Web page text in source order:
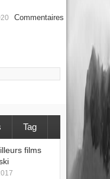
Commentaires
Tag
films